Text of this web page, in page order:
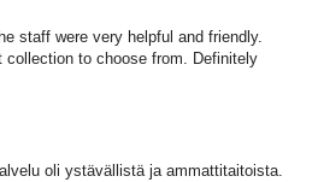
staff were very helpful and friendly.
collection to choose from. Definitely
oli ystävällistä ja ammattitaitoista.